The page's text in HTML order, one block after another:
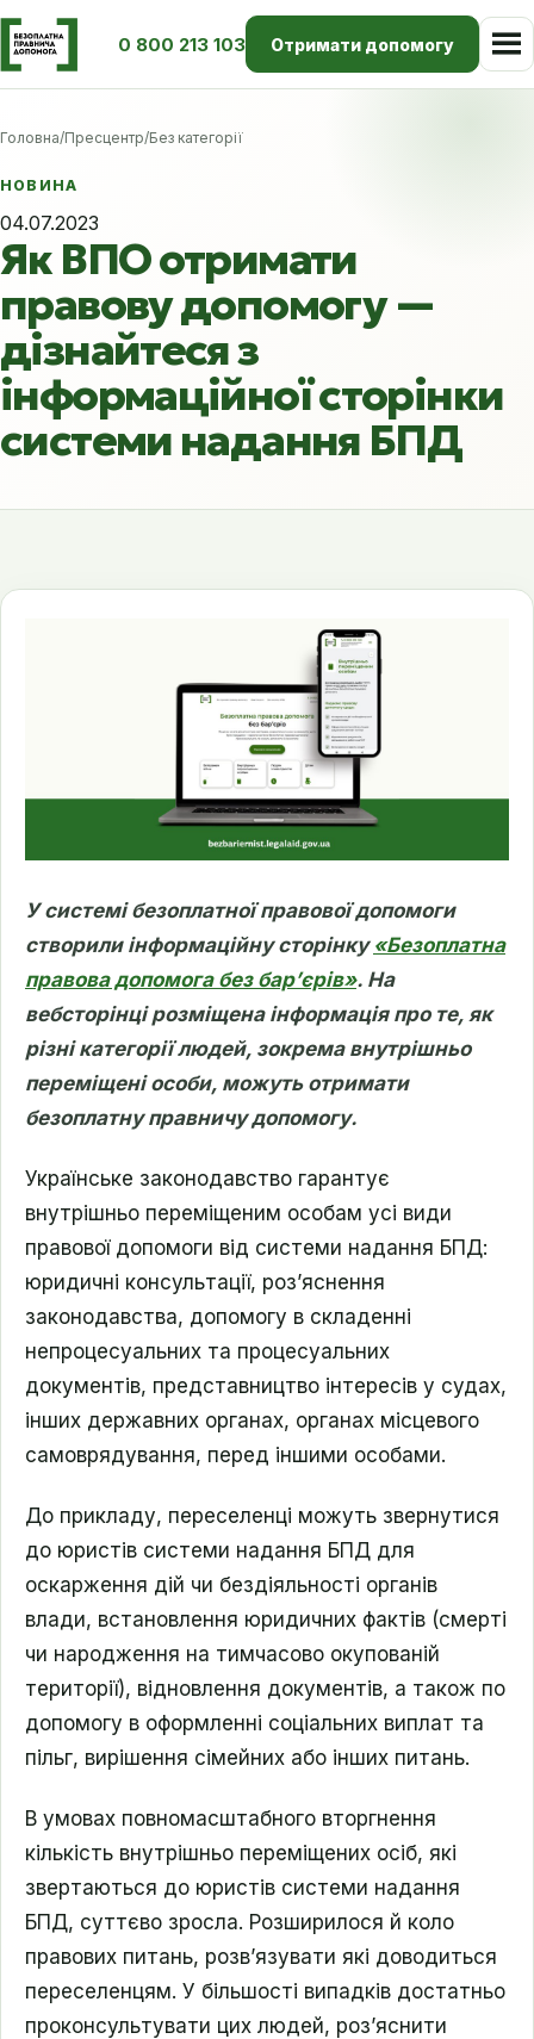
0 800 213 103 Отримати допомогу
Головна/Пресцентр/Без категорії
НОВИНА
04.07.2023
Як ВПО отримати
правову допомогу —
дізнайтеся з
інформаційної сторінки
системи надання БПД
У системі безоплатної правової допомоги
створили інформаційну сторінку «Безоплатна
правова допомога без барʼєрів». На
вебсторінці розміщена інформація про те, як
різні категорії людей, зокрема внутрішньо
переміщені особи, можуть отримати
безоплатну правничу допомогу.
Українське законодавство гарантує
внутрішньо переміщеним особам усі види
правової допомоги від системи надання БПД:
юридичні консультації, розʼяснення
законодавства, допомогу в складенні
непроцесуальних та процесуальних
документів, представництво інтересів у судах,
інших державних органах, органах місцевого
самоврядування, перед іншими особами.
До прикладу, переселенці можуть звернутися
до юристів системи надання БПД для
оскарження дій чи бездіяльності органів
влади, встановлення юридичних фактів (смерті
чи народження на тимчасово окупованій
території), відновлення документів, а також по
допомогу в оформленні соціальних виплат та
пільг, вирішення сімейних або інших питань.
В умовах повномасштабного вторгнення
кількість внутрішньо переміщених осіб, які
звертаються до юристів системи надання
БПД, суттєво зросла. Розширилося й коло
правових питань, розвʼязувати які доводиться
переселенцям. У більшості випадків достатньо
проконсультувати цих людей, роз’яснити